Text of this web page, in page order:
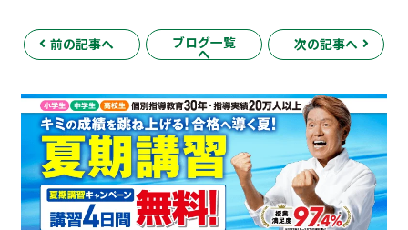
前の記事へ ブログ一覧
へ
次の記事へ